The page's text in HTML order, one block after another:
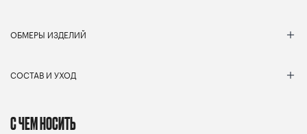
ОБМЕРЫ ИЗДЕЛИЙ
СОСТАВ И УХОД
С ЧЕМ НОСИТЬ